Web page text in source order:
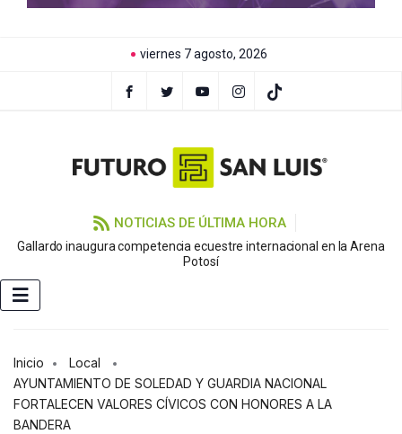
viernes 7 agosto, 2026
NOTICIAS DE ÚLTIMA HORA
Gallardo inaugura competencia ecuestre internacional en la Arena
Potosí
Inicio
Local
AYUNTAMIENTO DE SOLEDAD Y GUARDIA NACIONAL
FORTALECEN VALORES CÍVICOS CON HONORES A LA
BANDERA